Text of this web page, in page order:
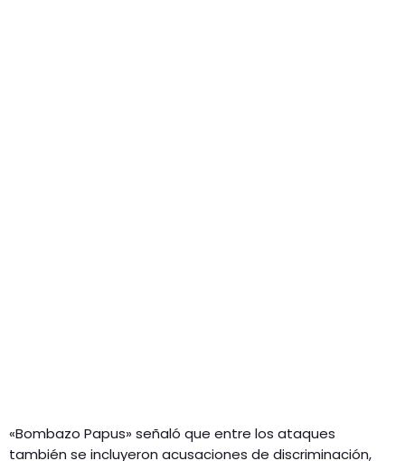
«Bombazo Papus» señaló que entre los ataques
también se incluyeron acusaciones de discriminación,